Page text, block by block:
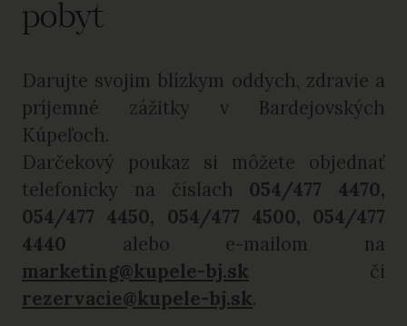
pobyt
Darujte svojim blízkym oddych, zdravie a
príjemné zážitky v Bardejovských
Kúpeľoch.
Darčekový poukaz si môžete objednať
telefonicky na číslach 054/477 4470,
054/477 4450, 054/477 4500, 054/477
4440 alebo e-mailom na
marketing@kupele-bj.sk či
rezervacie@kupele-bj.sk.